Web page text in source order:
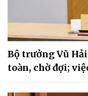
Bộ trưởng Vũ Hải
toàn, chờ đợi;